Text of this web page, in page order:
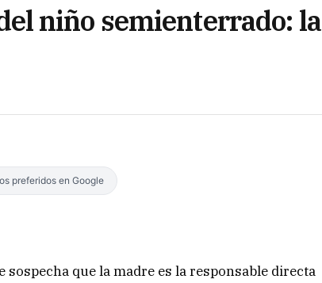
niño semienterrado: la
preferidos en Google
que la madre es la responsable directa